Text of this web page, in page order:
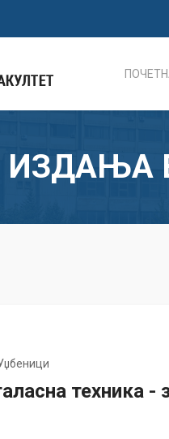
ИЗДАЊА
техника -